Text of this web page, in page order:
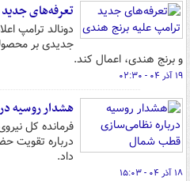
تعرفه‌های
دونالد ترامپ
جدیدی بر
و برنج هندی، اعمال کند.
۱۹ آذر ۰۴ - ۰۲:۳۰
هشدار روسیه
فرمانده کل
درباره تقویت
داد.
۱۸ آذر ۰۴ - ۱۵:۰۳